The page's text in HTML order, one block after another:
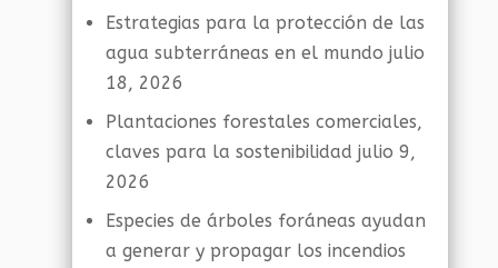
Estrategias para la protección de las
agua subterráneas en el mundo julio
18, 2026
Plantaciones forestales comerciales,
claves para la sostenibilidad julio 9,
2026
Especies de árboles foráneas ayudan
a generar y propagar los incendios